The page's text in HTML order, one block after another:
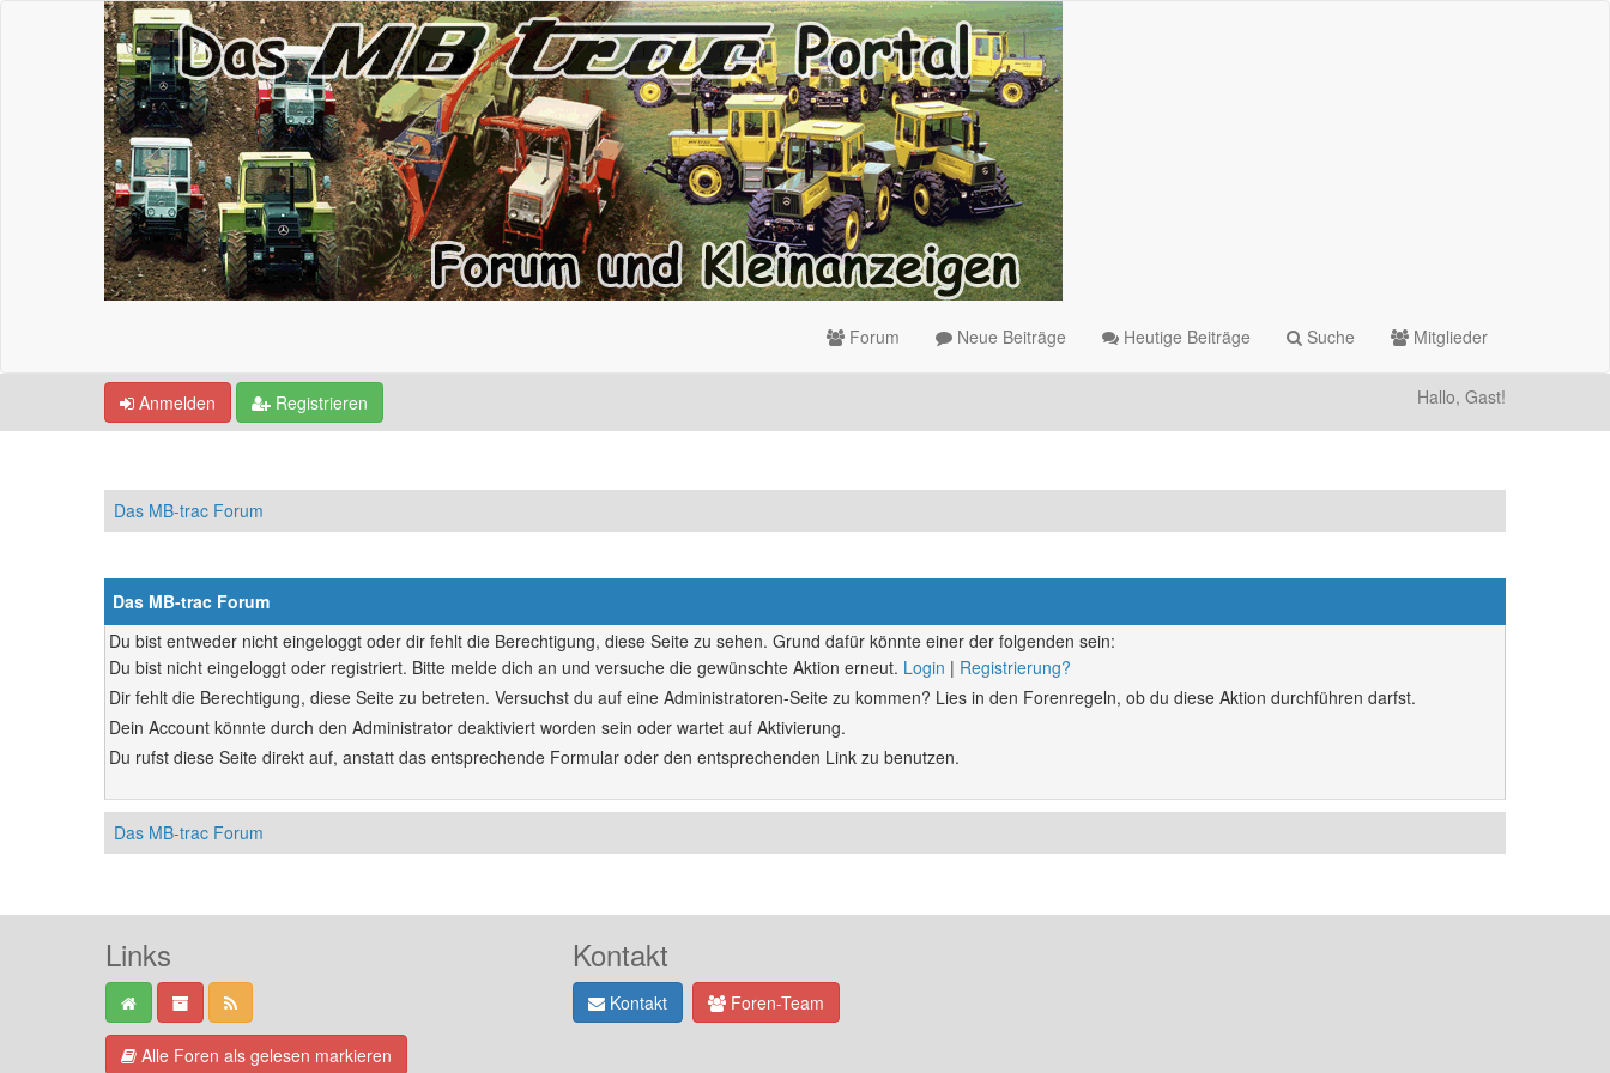
Forum Neue Beiträge Heutige Beiträge Suche Mitglieder
Anmelden Registrieren Hallo, Gast!
Das MB-trac Forum
Das MB-trac Forum
Du bist entweder nicht eingeloggt oder dir fehlt die Berechtigung, diese Seite zu sehen. Grund dafür könnte einer der folgenden sein:
Du bist nicht eingeloggt oder registriert. Bitte melde dich an und versuche die gewünschte Aktion erneut. Login | Registrierung?
Dir fehlt die Berechtigung, diese Seite zu betreten. Versuchst du auf eine Administratoren-Seite zu kommen? Lies in den Forenregeln, ob du diese Aktion durchführen darfst.
Dein Account könnte durch den Administrator deaktiviert worden sein oder wartet auf Aktivierung.
Du rufst diese Seite direkt auf, anstatt das entsprechende Formular oder den entsprechenden Link zu benutzen.
Das MB-trac Forum
Links
Alle Foren als gelesen markieren
Kontakt
Kontakt Foren-Team